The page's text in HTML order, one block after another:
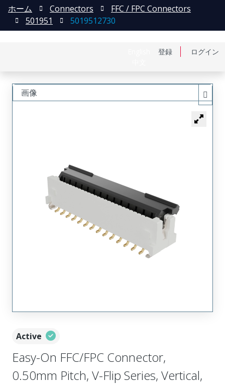
登録 ログイン
ホーム Connectors
FFC / FPC Connectors
501951
5019512730
Active
Easy-On FFC/FPC Connector,
0.50mm Pitch, V-Flip Series, Vertical,
画像